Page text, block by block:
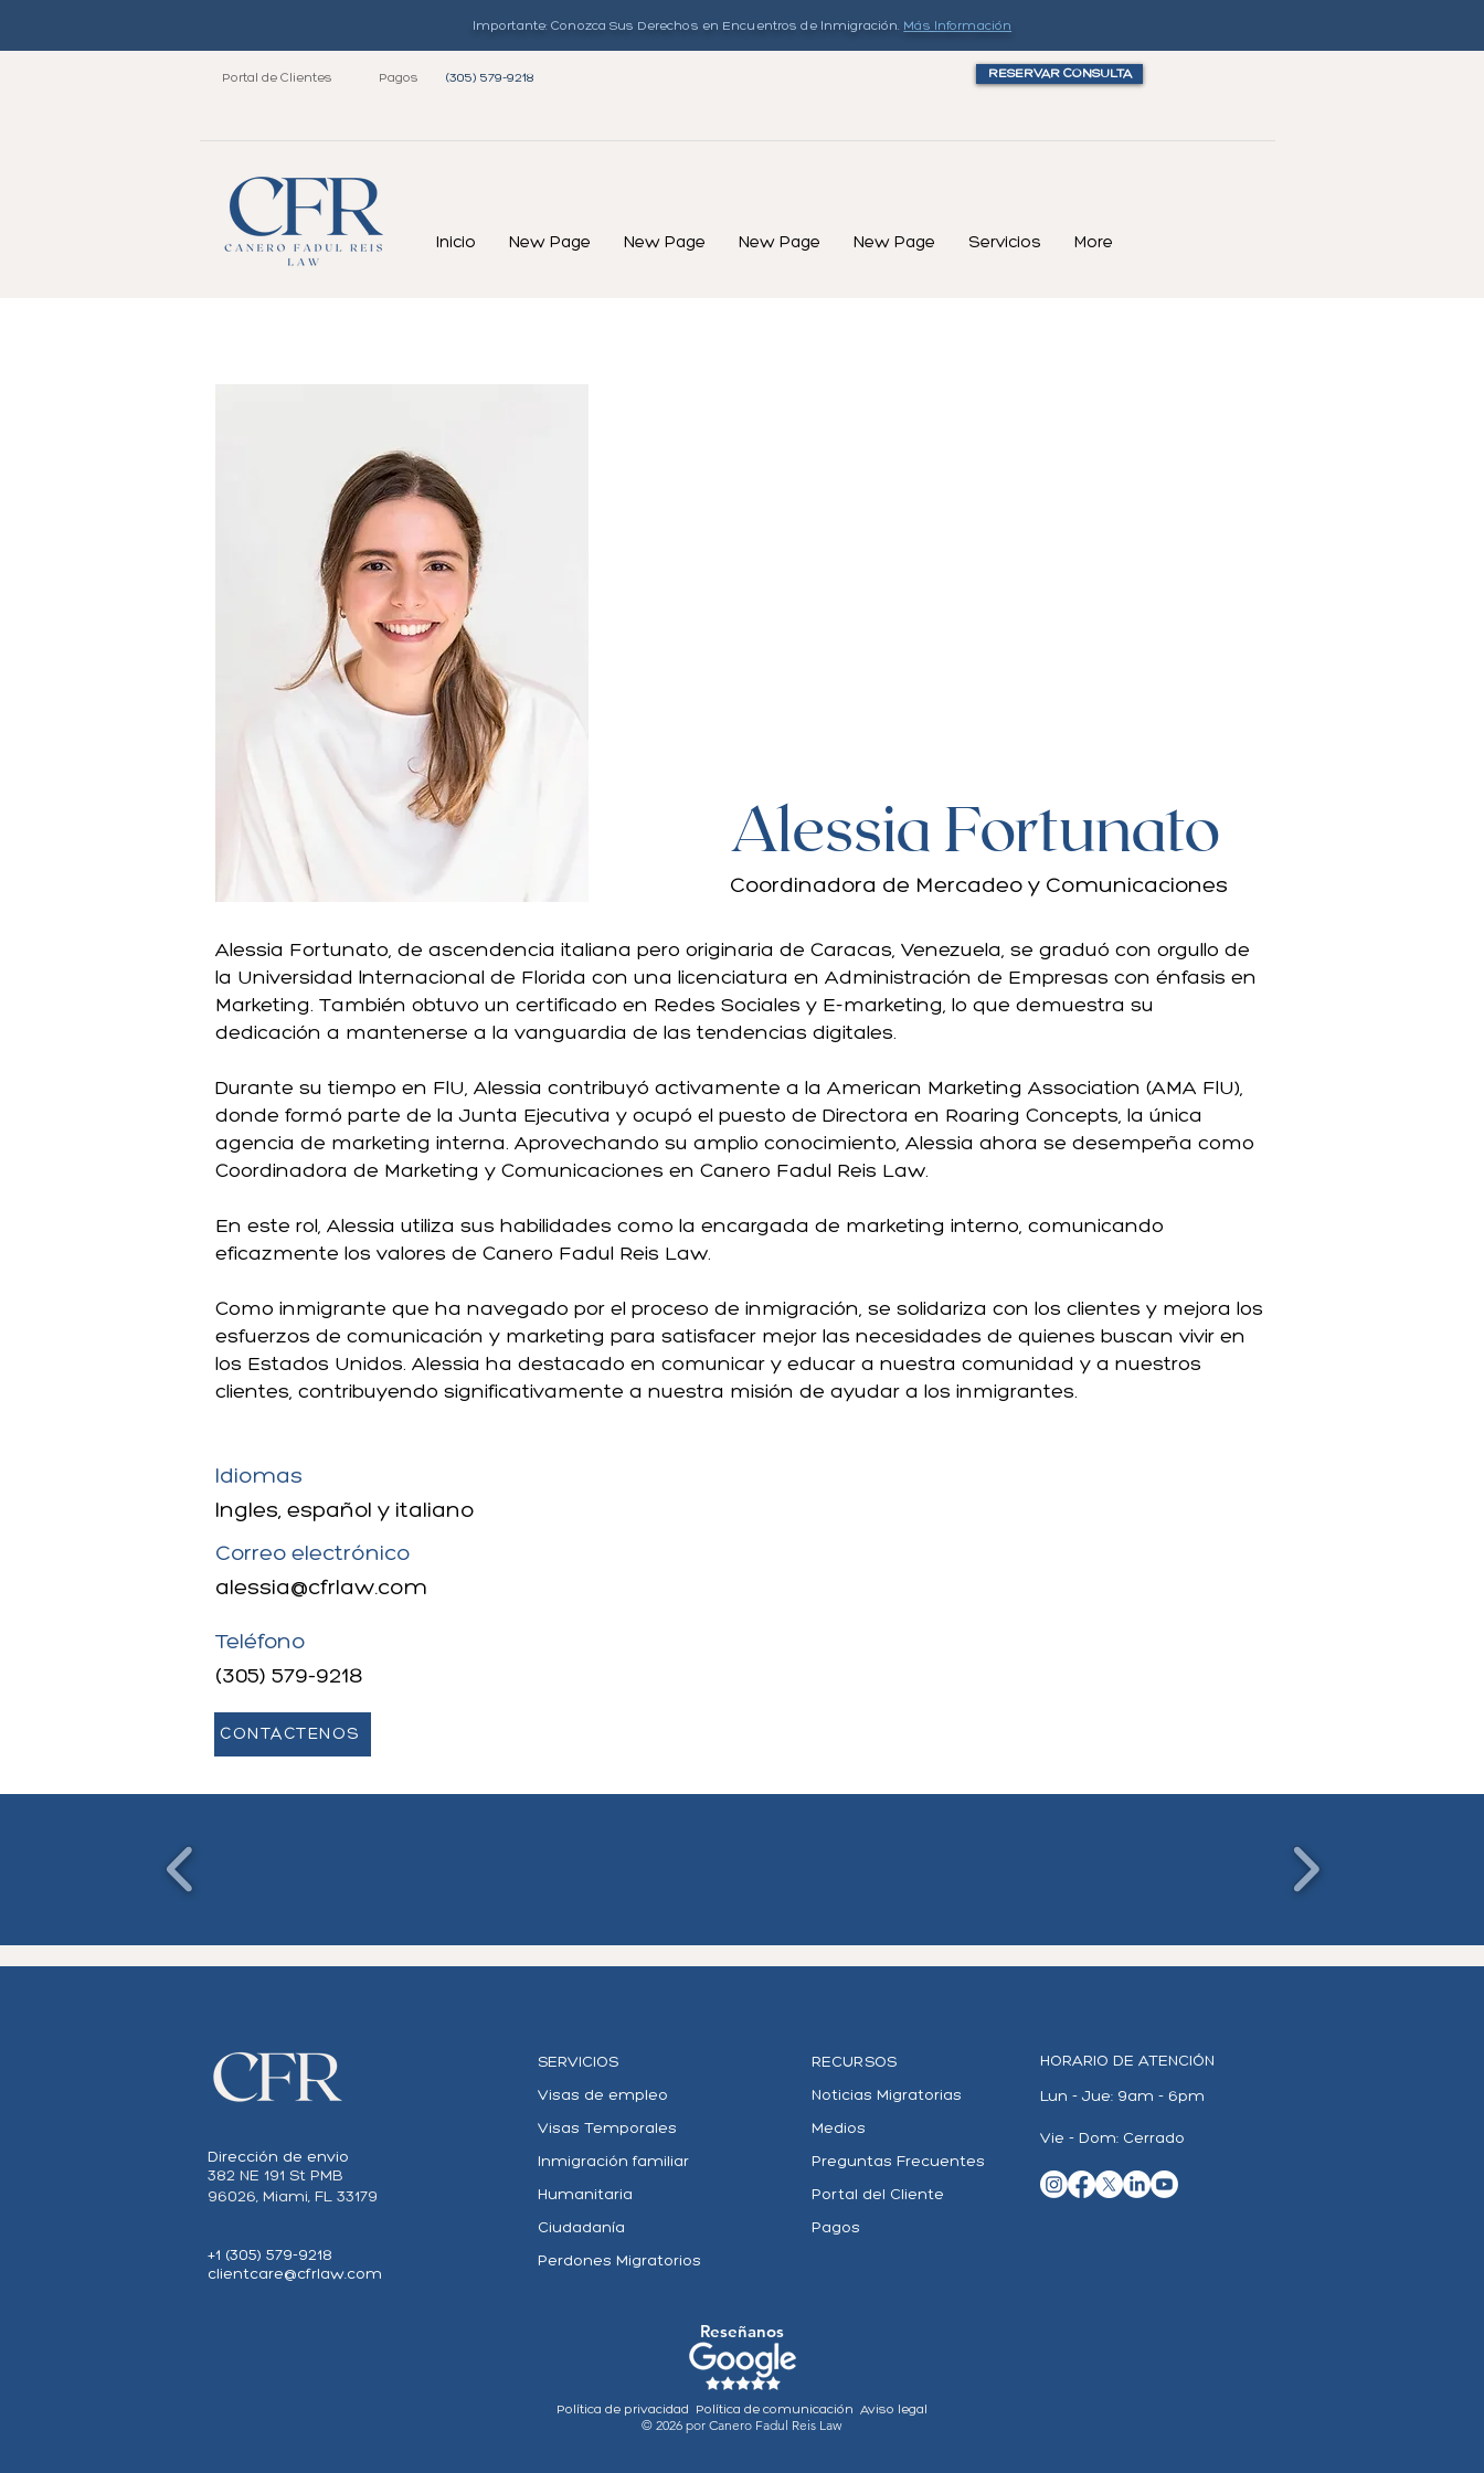
Importante: Conozca Sus Derechos en Encuentros de Inmigración. Más Información
Pagos (305) 579-9218 RESERVAR CONSULTA
Portal de Clientes
Inicio New Page New Page New Page New Page Servicios More
Alessia Fortunato
Coordinadora de Mercadeo y Comunicaciones
Alessia Fortunato, de ascendencia italiana pero originaria de Caracas, Venezuela, se graduó con orgullo de
la Universidad Internacional de Florida con una licenciatura en Administración de Empresas con énfasis en
Marketing. También obtuvo un certificado en Redes Sociales y E-marketing, lo que demuestra su
dedicación a mantenerse a la vanguardia de las tendencias digitales.
Durante su tiempo en FIU, Alessia contribuyó activamente a la American Marketing Association (AMA FIU),
donde formó parte de la Junta Ejecutiva y ocupó el puesto de Directora en Roaring Concepts, la única
agencia de marketing interna. Aprovechando su amplio conocimiento, Alessia ahora se desempeña como
Coordinadora de Marketing y Comunicaciones en Canero Fadul Reis Law.
En este rol, Alessia utiliza sus habilidades como la encargada de marketing interno, comunicando
eficazmente los valores de Canero Fadul Reis Law.
Como inmigrante que ha navegado por el proceso de inmigración, se solidariza con los clientes y mejora los
esfuerzos de comunicación y marketing para satisfacer mejor las necesidades de quienes buscan vivir en
los Estados Unidos. Alessia ha destacado en comunicar y educar a nuestra comunidad y a nuestros
clientes, contribuyendo significativamente a nuestra misión de ayudar a los inmigrantes.
Idiomas
Ingles, español y italiano
Correo electrónico
alessia@cfrlaw.com
Teléfono
(305) 579-9218
CONTÁCTENOS
Dirección de envio
382 NE 191 St PMB
96026, Miami, FL 33179
+1 (305) 579-9218
clientcare@cfrlaw.com
SERVICIOS
Visas de empleo
Visas Temporales
Inmigración familiar
Humanitaria
Ciudadanía
Perdones Migratorios
RECURSOS
Noticias Migratorias
Medios
Preguntas Frecuentes
Portal del Cliente
Pagos
HORARIO DE ATENCIÓN
Lun - Jue: 9am - 6pm
Vie - Dom: Cerrado
Reseñanos
Política de privacidad Política de comunicación Aviso legal
© 2026 por Canero Fadul Reis Law